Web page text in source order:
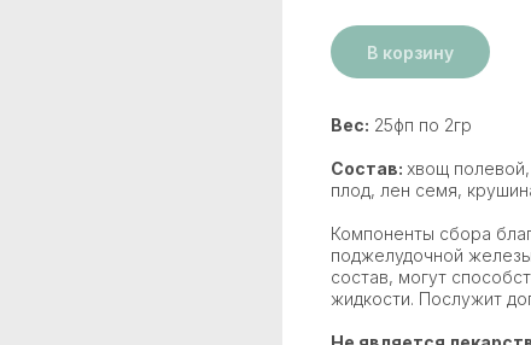
В корзину
Вес: 25фп по 2гр
Состав: хвощ
плод, лен семя,
Компоненты сбора
поджелудочной
состав, могут
жидкости. Послужит